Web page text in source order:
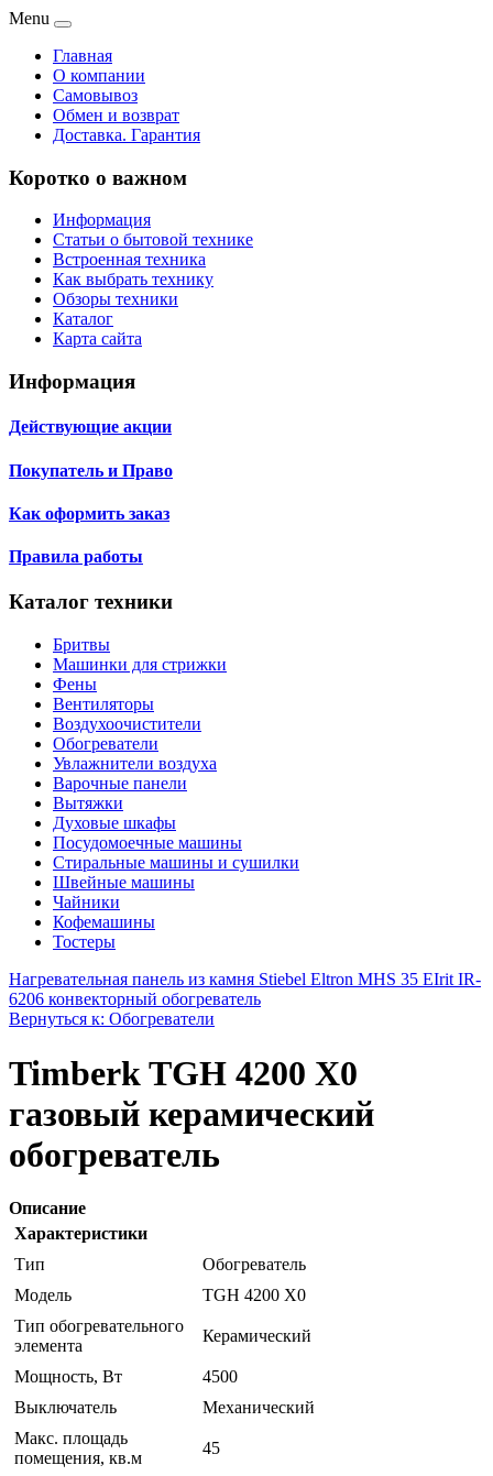
Menu
Главная
О компании
Самовывоз
Обмен и возврат
Доставка. Гарантия
Коротко о важном
Информация
Статьи о бытовой технике
Встроенная техника
Как выбрать технику
Обзоры техники
Каталог
Карта сайта
Информация
Действующие акции
Покупатель и Право
Как оформить заказ
Правила работы
Каталог техники
Бритвы
Машинки для стрижки
Фены
Вентиляторы
Воздухоочистители
Обогреватели
Увлажнители воздуха
Варочные панели
Вытяжки
Духовые шкафы
Посудомоечные машины
Стиральные машины и сушилки
Швейные машины
Чайники
Кофемашины
Тостеры
Нагревательная панель из камня Stiebel Eltron MHS 35 EIrit IR-
6206 конвекторный обогреватель
Вернуться к: Обогреватели
Timberk TGH 4200 X0
газовый керамический
обогреватель
Описание
Характеристики
Тип
Обогреватель
Модель
TGH 4200 X0
Тип обогревательного
элемента
Керамический
Мощность, Вт
4500
Выключатель
Механический
Макс. площадь
помещения, кв.м
45